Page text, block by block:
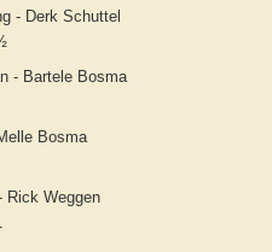
- Derk Schuttel
- Bartele Bosma
Melle Bosma
- Rick Weggen